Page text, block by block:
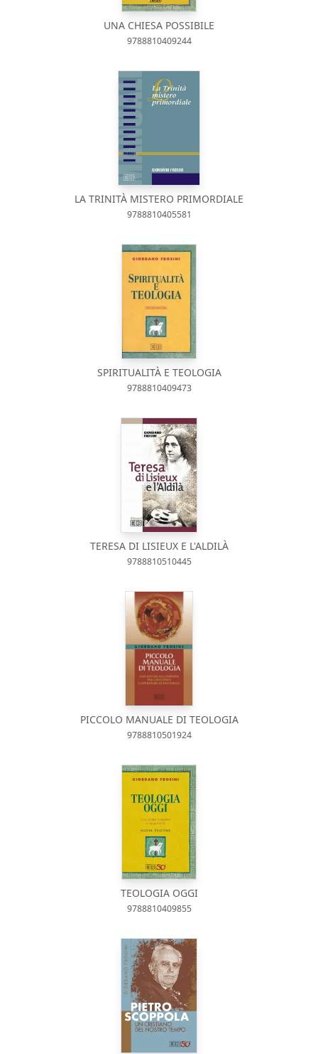
UNA CHIESA POSSIBILE
9788810409244
LA TRINITÀ MISTERO PRIMORDIALE
9788810405581
SPIRITUALITÀ E TEOLOGIA
9788810409473
TERESA DI LISIEUX E L'ALDILÀ
9788810510445
PICCOLO MANUALE DI TEOLOGIA
9788810501924
TEOLOGIA OGGI
9788810409855